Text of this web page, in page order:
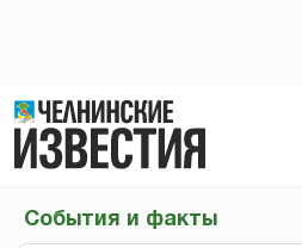
События и факты